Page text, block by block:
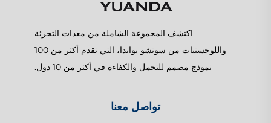
اكتشف المجموعة الشاملة من معدات التجزئة
واللوجستيات من سوتشو يواندا، التي تقدم أكثر من 100
نموذج مصمم للتحمل والكفاءة في أكثر من 10 دول.
تواصل معنا